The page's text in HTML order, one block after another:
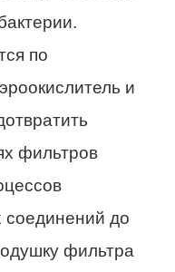
по
и
фильтров
соединений до
фильтра